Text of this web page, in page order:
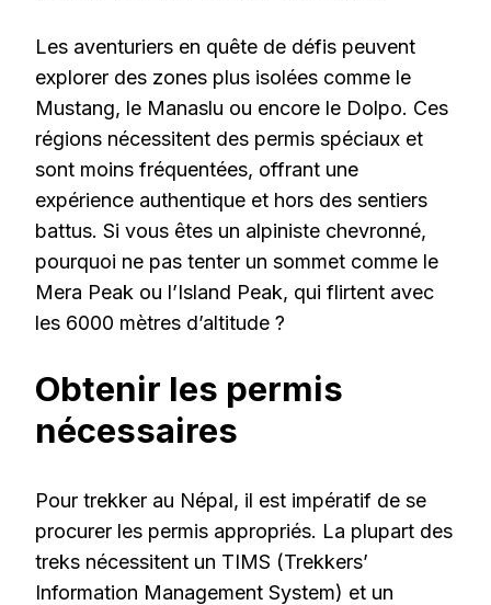
Les aventuriers en quête de défis peuvent
explorer des zones plus isolées comme le
Mustang, le Manaslu ou encore le Dolpo. Ces
régions nécessitent des permis spéciaux et
sont moins fréquentées, offrant une
expérience authentique et hors des sentiers
battus. Si vous êtes un alpiniste chevronné,
pourquoi ne pas tenter un sommet comme le
Mera Peak ou l’Island Peak, qui flirtent avec
les 6000 mètres d’altitude ?
Obtenir les permis
nécessaires
Pour trekker au Népal, il est impératif de se
procurer les permis appropriés. La plupart des
treks nécessitent un TIMS (Trekkers’
Information Management System) et un